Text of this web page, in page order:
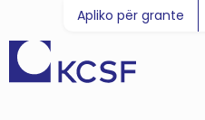
Apliko për grante